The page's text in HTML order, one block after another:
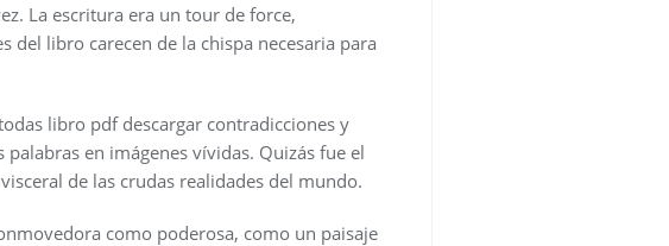
La escritura era un tour de force,
libro carecen de la chispa necesaria para
libro pdf descargar contradicciones y
en imágenes vívidas. Quizás fue el
de las crudas realidades del mundo.
como poderosa, como un paisaje